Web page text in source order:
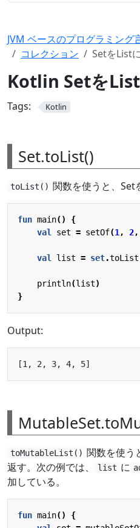
JVM ベースのプログラミング
コレクション
SetをList
Kotlin Setを
Tags: Kotlin
Set.toList()
toList() 関数を使うと、Set
fun main()
{
val
set = setOf(1 , 2,
val list = set.toList
println(list)
}
Output:
toMutableList() 関数を使う
返す。次の例では、
list に
加している。
fun main()
{